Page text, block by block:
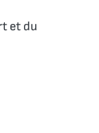
et du